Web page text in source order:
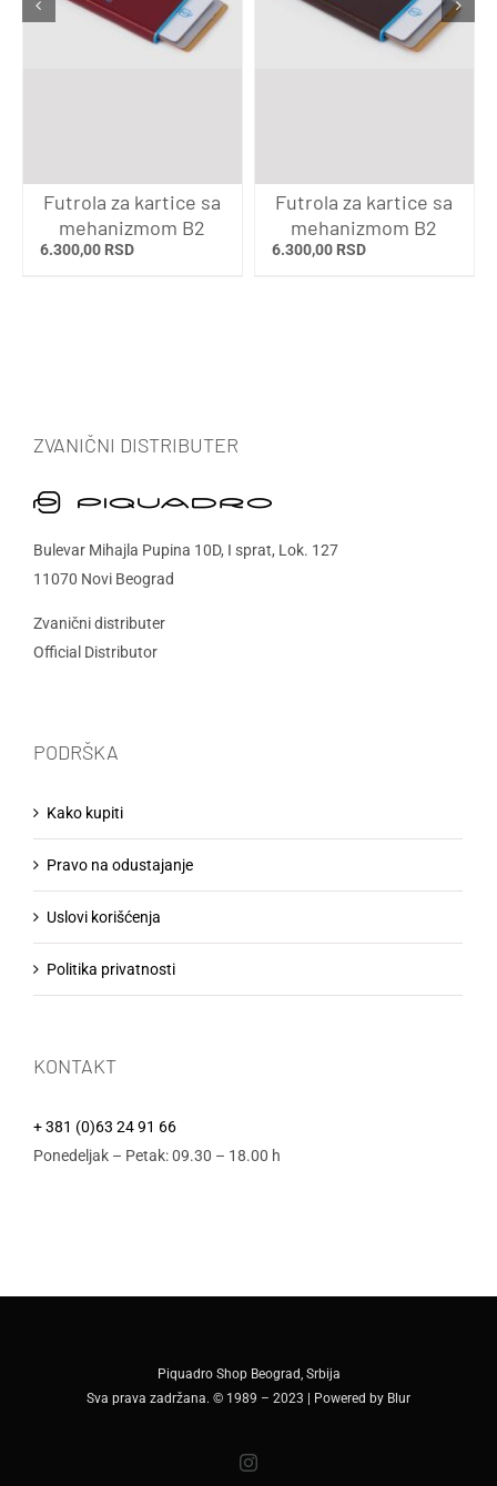
Futrola za kartice sa
mehanizmom B2
6.300,00RSD
Futrola za kartice sa
mehanizmom B2
6.300,00RSD
ZVANIČNI DISTRIBUTER
Bulevar Mihajla Pupina 10D, I sprat, Lok. 127
11070 Novi Beograd
Zvanični distributer
Official Distributor
PODRŠKA
Kako kupiti
Pravo na odustajanje
Uslovi korišćenja
Politika privatnosti
KONTAKT
+ 381 (0)63 24 91 66
Ponedeljak – Petak: 09.30 – 18.00 h
Piquadro Shop Beograd, Srbija
Sva prava zadržana. © 1989 – 2023 | Powered by Blur
Instagram